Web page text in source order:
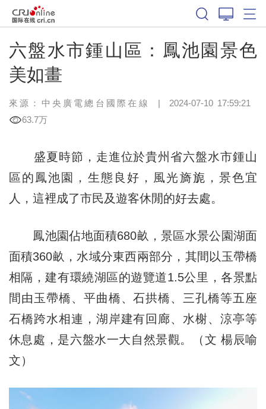
六盤水市鍾山區：鳳池園景色
美如畫
來源：中央廣電總台國際在線 | 2024-07-10 17:59:21
63.7万
盛夏時節，走進位於貴州省六盤水市鍾山
區的鳳池園，生態良好，風光旖旎，景色宜
人，這裡成了市民及遊客休閒的好去處。
鳳池園佔地面積680畝，景區水景公園湖面
面積360畝，水域分東西兩部分，其間以玉帶橋
相隔，建有環繞湖區的遊覽道1.5公里，各景點
間由玉帶橋、平曲橋、石拱橋、三孔橋等五座
石橋跨水相連，湖岸建有回廊、水榭、涼亭等
休息處，是六盤水一大自然景觀。（文 楊辰喻
文）